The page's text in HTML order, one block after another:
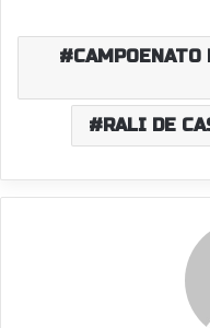
CAMPOENATO
RALI DE